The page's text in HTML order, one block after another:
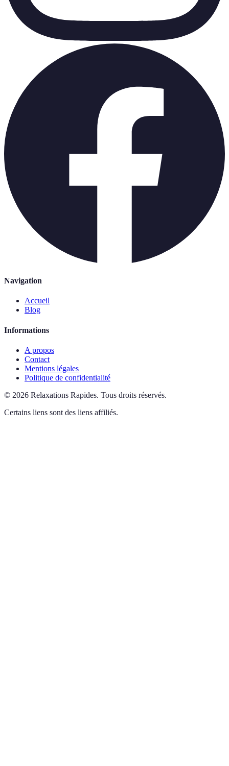
Navigation
Accueil
Blog
Informations
A propos
Contact
Mentions légales
Politique de confidentialité
© 2026 Relaxations Rapides. Tous droits réservés.
Certains liens sont des liens affiliés.